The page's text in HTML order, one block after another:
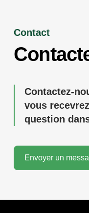
Contact
Contactez-
vous
question
Envoyer un